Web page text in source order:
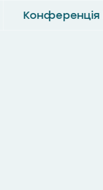
Конференція